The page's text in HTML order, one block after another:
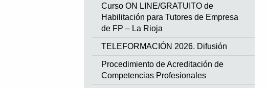
Curso ON LINE/GRATUITO de
Habilitación para Tutores de Empresa
de FP – La Rioja
TELEFORMACIÓN 2026. Difusión
Procedimiento de Acreditación de
Competencias Profesionales